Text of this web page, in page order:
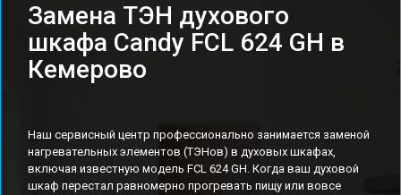
Замена ТЭН духового
шкафа Candy FCL 624 GH в
Кемерово
Наш сервисный центр профессионально занимается заменой
нагревательных элементов (ТЭНов) в духовых шкафах,
включая известную модель FCL 624 GH. Когда ваш духовой
шкаф перестал равномерно прогревать пищу или вовсе